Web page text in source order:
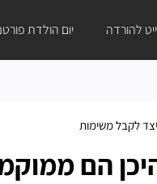
להורדה יום הולדת
לקבל משימות
הם